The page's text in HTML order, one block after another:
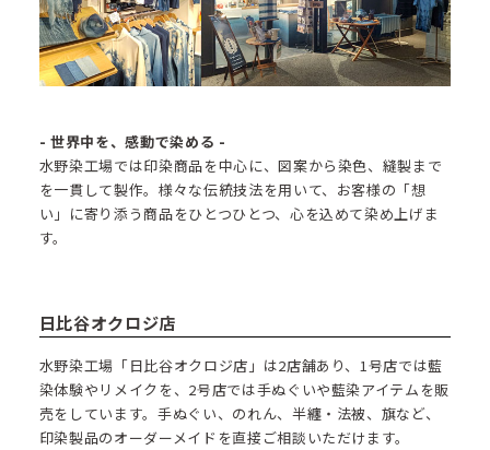
- 世界中を、感動で染める -
水野染工場では印染商品を中心に、図案から染色、縫製まで
を一貫して製作。様々な伝統技法を用いて、お客様の「想
い」に寄り添う商品をひとつひとつ、心を込めて染め上げま
す。
日比谷オクロジ店
水野染工場「日比谷オクロジ店」は2店舗あり、1号店では藍
染体験やリメイクを、2号店では手ぬぐいや藍染アイテムを販
売をしています。手ぬぐい、のれん、半纏・法被、旗など、
印染製品のオーダーメイドを直接ご相談いただけます。